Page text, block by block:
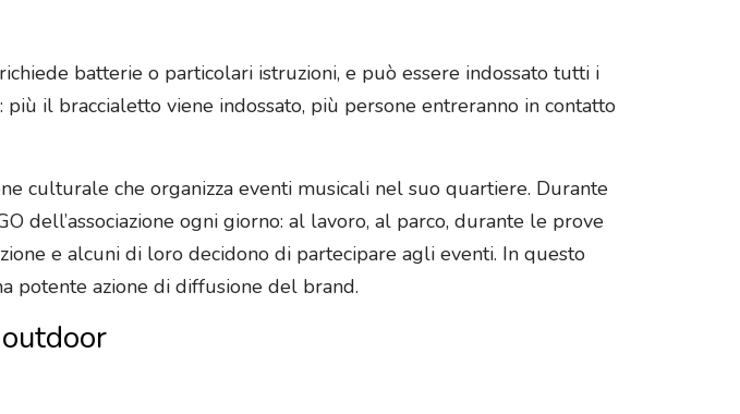
batterie o particolari istruzioni, e può essere indossato tutti i
il braccialetto viene indossato, più persone entreranno in contatto
culturale che organizza eventi musicali nel suo quartiere. Durante
dell’associazione ogni giorno: al lavoro, al parco, durante le prove
e alcuni di loro decidono di partecipare agli eventi. In questo
potente azione di diffusione del brand.